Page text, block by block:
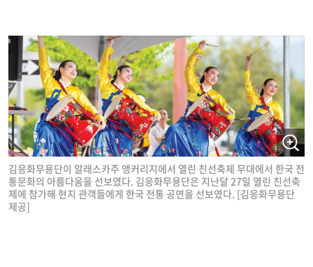
김응화무용단이 알래스카주 앵커리지에서 열린 친선축제 무대에서 한국 전
통문화의 아름다움을 선보였다. 김응화무용단은 지난달 27일 열린 친선축
제에 참가해 현지 관객들에게 한국 전통 공연을 선보였다. [김응화무용단
제공]